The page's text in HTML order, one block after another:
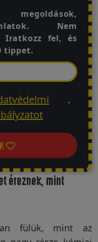
Nem
Iratkozz fel, és
tippet.
.
éreznek, mint
fülük, mint az